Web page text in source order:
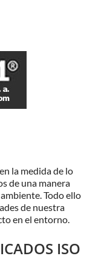
la medida de lo
de una manera
Todo ello
de nuestra
en el entorno.
ISO